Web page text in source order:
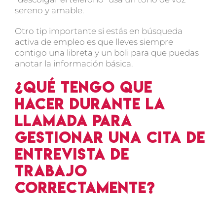
sereno y amable.
Otro tip importante si estás en búsqueda
activa de empleo es que lleves siempre
contigo una libreta y un boli para que puedas
anotar la información básica.
¿Qué tengo que
hacer durante la
llamada para
gestionar una cita de
entrevista de
trabajo
correctamente?